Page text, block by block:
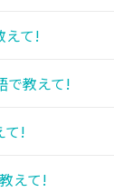
えて!
で教えて!
て!
えて!